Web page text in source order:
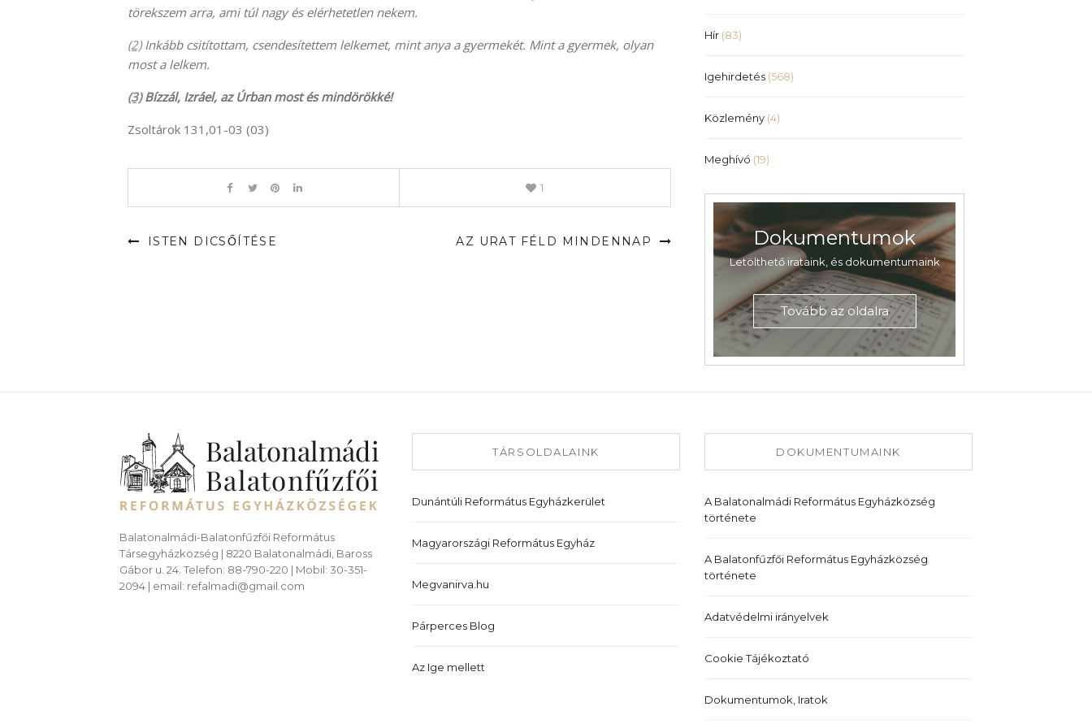
a
törekszem arra, ami túl nagy és elérhetetlen nekem.
(2)Inkább csitítottam, csendesítettem lelkemet, mint anya a gyermekét. Mint a gyermek, olyan
most a lelkem.
(3)Bízzál, Izráel, az Úrban most és mindörökké!
Zsoltárok 131,01-03 (03)
1
ISTEN DICSŐÍTÉSE AZ URAT FÉLD MINDENNAP
Hír (83)
Igehirdetés (568)
Közlemény (4)
Meghívó (19)
Dokumentumok
Letölthető irataink, és dokumentumaink
Tovább az oldalra
Balatonalmádi-Balatonfűzfői Református
Társegyházközség | 8220 Balatonalmádi, Baross
Gábor u. 24. Telefon: 88-790-220 | Mobil: 30-351-
2094 | email: refalmadi@gmail.com
TÁRSOLDALAINK
Dunántúli Református Egyházkerület
Magyarországi Református Egyház
Megvanirva.hu
Párperces Blog
Az Ige mellett
DOKUMENTUMAINK
A Balatonalmádi Református Egyházközség
története
A Balatonfűzfői Református Egyházközség
története
Adatvédelmi irányelvek
Cookie Tájékoztató
Dokumentumok, Iratok